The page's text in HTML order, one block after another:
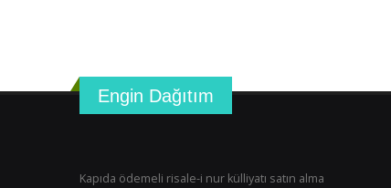
Engin Dağıtım
Kapıda ödemeli risale-i nur külliyatı satın alma